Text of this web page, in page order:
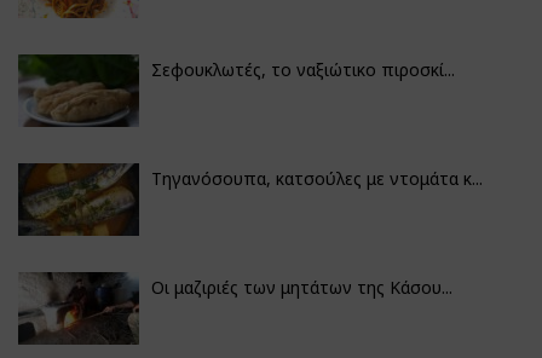
Σεφουκλωτές, το ναξιώτικο πιροσκί...
Τηγανόσουπα, κατσούλες με ντομάτα κ...
Οι μαζιριές των μητάτων της Κάσου...